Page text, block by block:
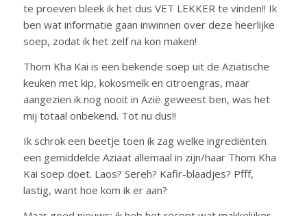
te proeven bleek ik het dus VET LEKKER te vinden!! Ik
ben wat informatie gaan inwinnen over deze heerlijke
soep, zodat ik het zelf na kon maken!
Thom Kha Kai is een bekende soep uit de Aziatische
keuken met kip, kokosmelk en citroengras, maar
aangezien ik nog nooit in Azië geweest ben, was het
mij totaal onbekend. Tot nu dus!!
Ik schrok een beetje toen ik zag welke ingrediënten
een gemiddelde Aziaat allemaal in zijn/haar Thom Kha
Kai soep doet. Laos? Sereh? Kafir-blaadjes? Pfff,
lastig, want hoe kom ik er aan?